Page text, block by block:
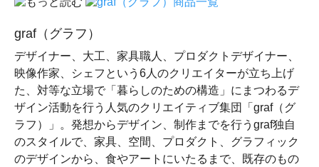
graf（グラフ）
デザイナー、大工、家具職人、プロダクトデザイナー、
映像作家、シェフという6人のクリエイターが立ち上げ
た、対等な立場で「暮らしのための構造」にまつわるデ
ザイン活動を行う人気のクリエイティブ集団「graf（グ
ラフ）」。発想からデザイン、制作までを行うgraf独自
のスタイルで、家具、空間、プロダクト、グラフィック
のデザインから、食やアートにいたるまで、既存のもの